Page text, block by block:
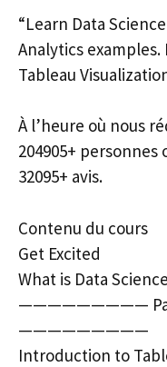
“Learn Data
Analytics
Tableau
À l’heure où nous
204905+
32095+ avis.
Contenu du cours
Get Excited
What is Data
————————— Part
—————————
Introduction to